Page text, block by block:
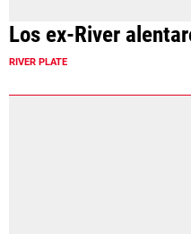
Los ex-River
RIVER PLATE